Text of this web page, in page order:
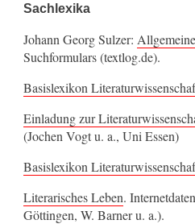
Sachlexika
Johann Georg Sulzer:
Suchformulars (textlog.de).
Basislexikon
Einladung zur
(Jochen Vogt u. a., Uni Essen)
Basislexikon
Literarisches Leben.
Göttingen, W. Barner u. a.).